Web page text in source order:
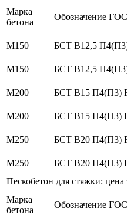
Марка
бетона
Обозначение
М150
БСТ В12,5
М150
БСТ В12,5
М200
БСТ В15 П4(П3)
М200
БСТ В15 П4(П3)
М250
БСТ В20 П4(П3)
М250
БСТ В20 П4(П3)
Пескобетон для стяжки: цена
Марка
бетона
Обозначение